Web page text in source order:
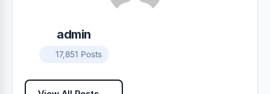
admin
17,851 Posts